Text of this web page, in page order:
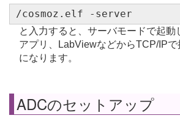
/cosmoz.elf -server
と入力すると、サーバモードで起動
アプリ、LabViewなどからTCP/IPで
になります。
ADCのセットアップ